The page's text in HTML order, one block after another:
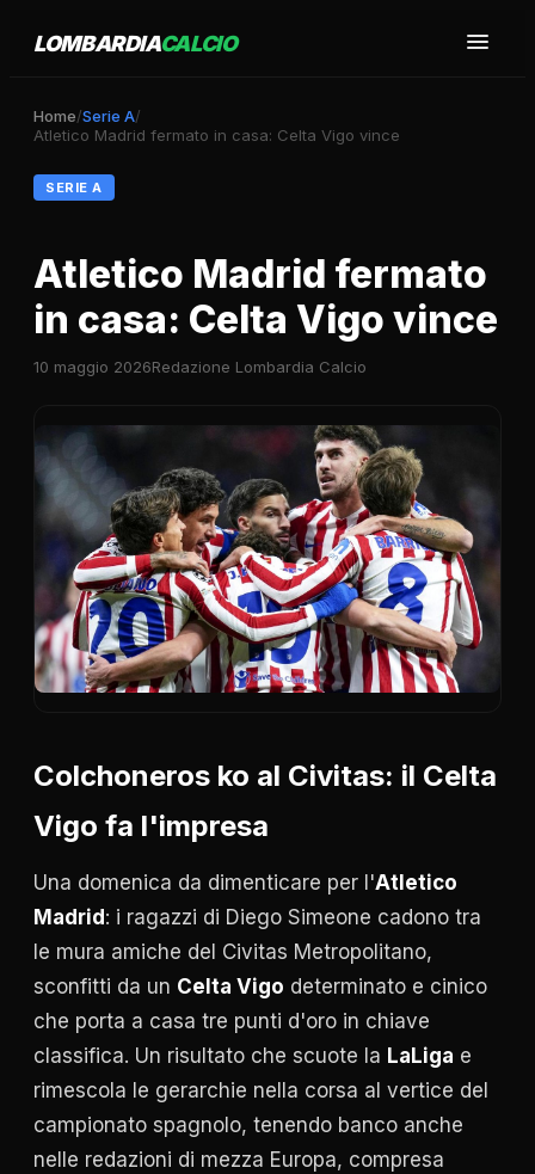
LOMBARDIACALCIO
Home/Serie A/
Atletico Madrid fermato in casa: Celta Vigo vince
SERIE A
Atletico Madrid fermato
in casa: Celta Vigo vince
10 maggio 2026Redazione Lombardia Calcio
Colchoneros ko al Civitas: il Celta
Vigo fa l'impresa
Una domenica da dimenticare per l'Atletico
Madrid : i ragazzi di Diego Simeone cadono tra
le mura amiche del Civitas Metropolitano,
sconfitti da un Celta Vigo determinato e cinico
che porta a casa tre punti d'oro in chiave
classifica. Un risultato che scuote la LaLiga e
rimescola le gerarchie nella corsa al vertice del
campionato spagnolo, tenendo banco anche
nelle redazioni di mezza Europa, compresa